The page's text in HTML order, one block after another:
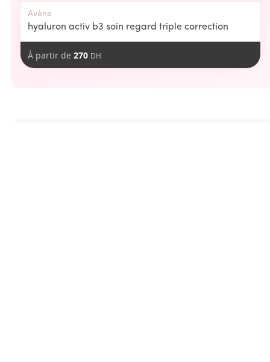
Avène
hyaluron activ b3 soin regard triple correction
À partir de 270 DH